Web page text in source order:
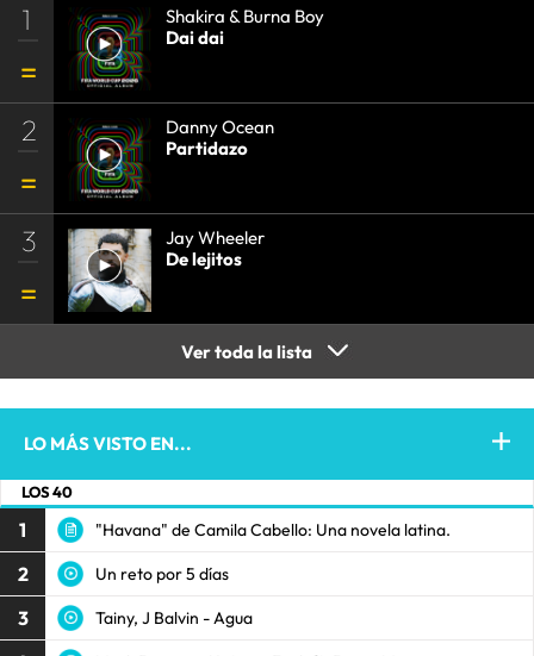
1
Shakira & Burna Boy
Dai dai
2
Danny Ocean
Partidazo
3
Jay Wheeler
De lejitos
Ver toda la lista
LO MÁS VISTO EN...
LOS 40
1 "Havana" de Camila Cabello: Una novela latina.
2 Un reto por 5 días
3 Tainy, J Balvin - Agua